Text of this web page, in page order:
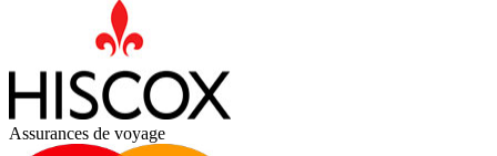
Assurances de voyage